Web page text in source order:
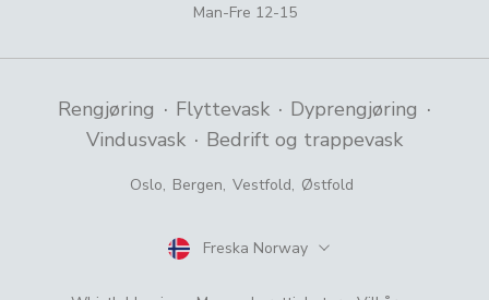
Man-Fre 12-15
Rengjøring · Flyttevask · Dyprengjøring ·
Vindusvask · Bedrift og trappevask
Oslo, Bergen, Vestfold, Østfold
Land
Freska Norway